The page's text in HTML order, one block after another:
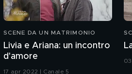
SCENE DA UN MATRIMONIO
Livia e Ariana: un incontro
d'amore
17 apr 2022 | Canale 5